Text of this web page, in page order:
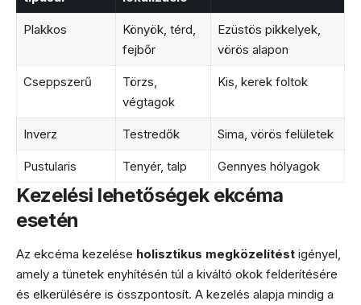
Plakkos
Könyök, térd,
fejbőr
Ezüstös pikkelyek,
vörös alapon
Cseppszerű
Törzs,
végtagok
Kis, kerek foltok
Inverz Testredők Sima, vörös felületek
Pustularis Tenyér, talp Gennyes hólyagok
Kezelési lehetőségek ekcéma
esetén
Az ekcéma kezelése holisztikus megközelítést igényel,
amely a tünetek enyhítésén túl a kiváltó okok felderítésére
és elkerülésére is összpontosít. A kezelés alapja mindig a